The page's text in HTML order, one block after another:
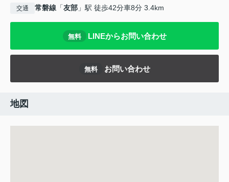
交通 常磐線 「友部 」駅 徒歩42分車8分 3.4km
無料 LINEからお問い合わせ
無料 お問い合わせ
地図